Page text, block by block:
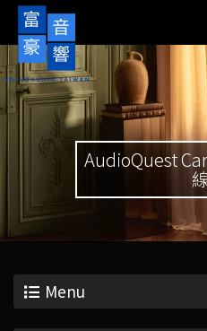
AudioQuest
Menu